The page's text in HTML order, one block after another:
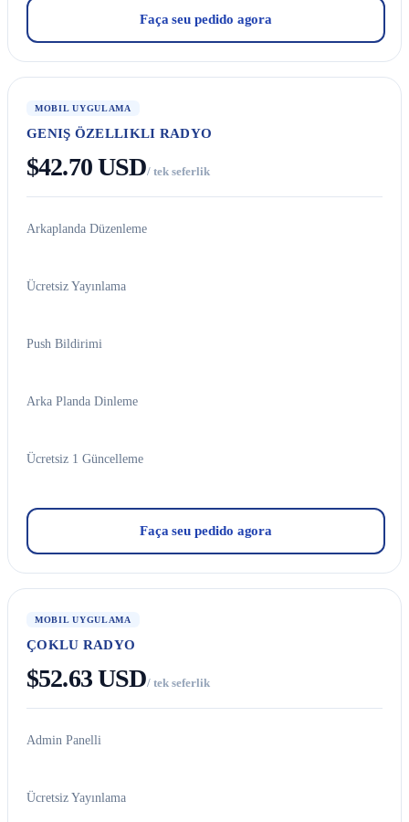
Faça seu pedido agora
MOBIL UYGULAMA
GENIŞ ÖZELLIKLI RADYO
$42.70 USD/ tek seferlik
Arkaplanda Düzenleme
Ücretsiz Yayınlama
Push Bildirimi
Arka Planda Dinleme
Ücretsiz 1 Güncelleme
Faça seu pedido agora
MOBIL UYGULAMA
ÇOKLU RADYO
$52.63 USD/ tek seferlik
Admin Panelli
Ücretsiz Yayınlama